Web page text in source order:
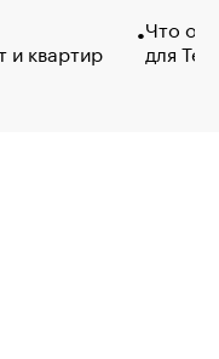
и квартир
Что
для